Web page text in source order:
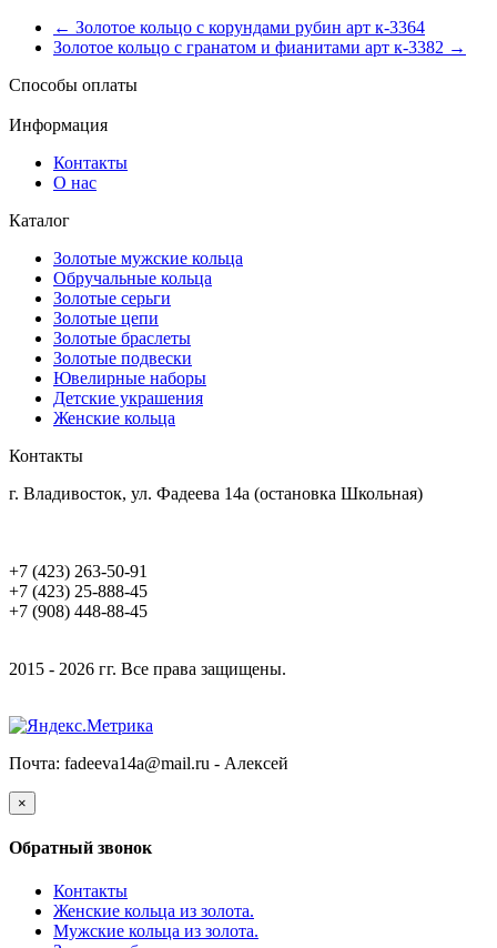
← Золотое кольцо с корундами рубин арт к-3364
Золотое кольцо с гранатом и фианитами арт к-3382 →
Способы оплаты
Информация
Контакты
О нас
Каталог
Золотые мужские кольца
Обручальные кольца
Золотые серьги
Золотые цепи
Золотые браслеты
Золотые подвески
Ювелирные наборы
Детские украшения
Женские кольца
Контакты
г. Владивосток, ул. Фадеева 14а (остановка Школьная)
+7 (423) 263-50-91
+7 (423) 25-888-45
+7 (908) 448-88-45
2015 - 2026 гг. Все права защищены.
Почта: fadeeva14a@mail.ru - Алексей
×
Обратный звонок
Контакты
Женские кольца из золота.
Мужские кольца из золота.